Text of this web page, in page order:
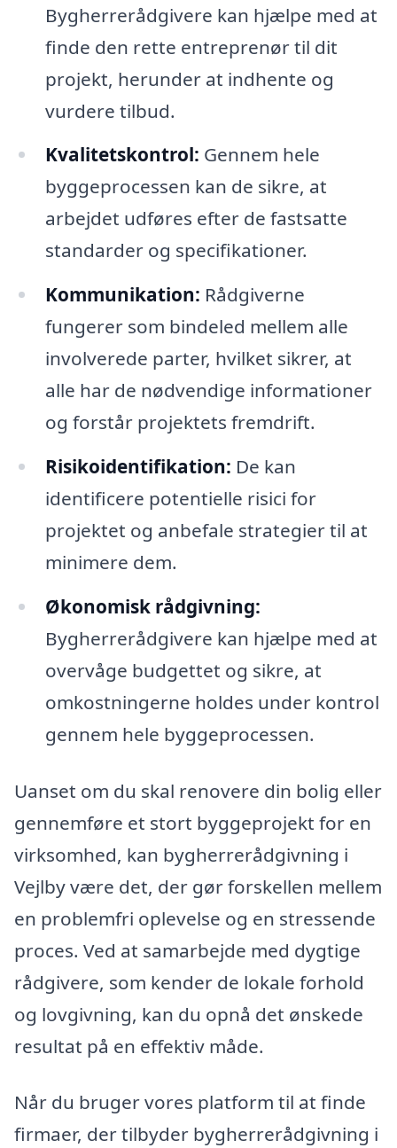
Bygherrerådgivere kan hjælpe med at
finde den rette entreprenør til dit
projekt, herunder at indhente og
vurdere tilbud.
Kvalitetskontrol: Gennem hele
byggeprocessen kan de sikre, at
arbejdet udføres efter de fastsatte
standarder og specifikationer.
Kommunikation: Rådgiverne
fungerer som bindeled mellem alle
involverede parter, hvilket sikrer, at
alle har de nødvendige informationer
og forstår projektets fremdrift.
Risikoidentifikation: De kan
identificere potentielle risici for
projektet og anbefale strategier til at
minimere dem.
Økonomisk rådgivning:
Bygherrerådgivere kan hjælpe med at
overvåge budgettet og sikre, at
omkostningerne holdes under kontrol
gennem hele byggeprocessen.
Uanset om du skal renovere din bolig eller
gennemføre et stort byggeprojekt for en
virksomhed, kan bygherrerådgivning i
Vejlby være det, der gør forskellen mellem
en problemfri oplevelse og en stressende
proces. Ved at samarbejde med dygtige
rådgivere, som kender de lokale forhold
og lovgivning, kan du opnå det ønskede
resultat på en effektiv måde.
Når du bruger vores platform til at finde
firmaer, der tilbyder bygherrerådgivning i